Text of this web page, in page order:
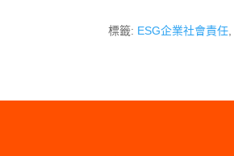
標籤: ESG企業社會責任